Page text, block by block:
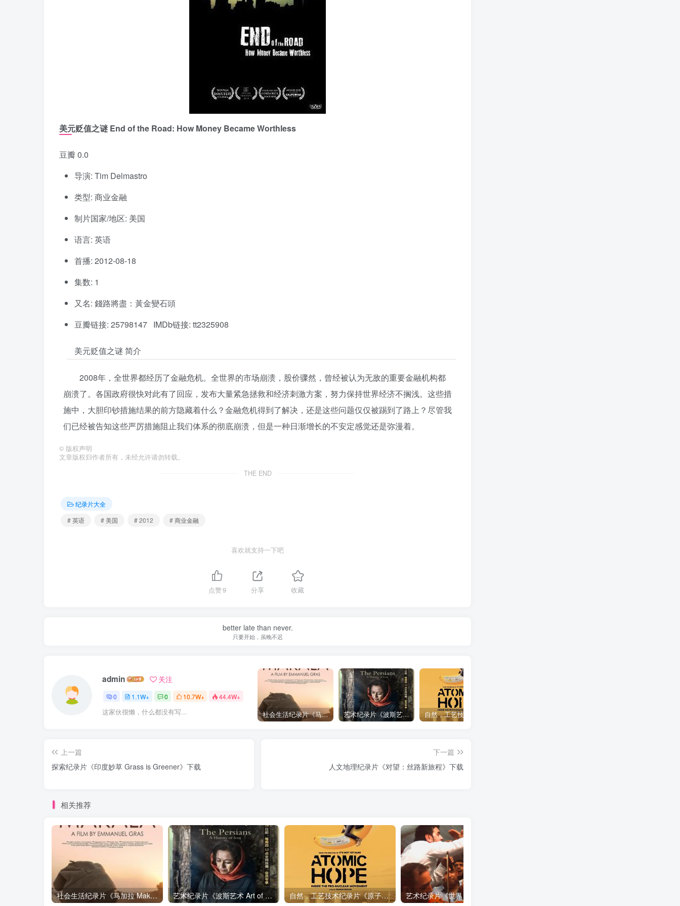
美元贬值之谜 End of the Road: How Money Became Worthless
豆瓣 0.0
导演: Tim Delmastro
类型: 商业金融
制片国家/地区: 美国
语言: 英语
首播: 2012-08-18
集数: 1
又名: 錢路將盡：黃金變石頭
豆瓣链接: 25798147 IMDb链接: tt2325908
美元贬值之谜 简介
2008年，全世界都经历了金融危机。全世界的市场崩溃，股价骤然，曾经被认为无敌的重要金融机构都
崩溃了。各国政府很快对此有了回应，发布大量紧急拯救和经济刺激方案，努力保持世界经济不搁浅。这些措
施中，大胆印钞措施结果的前方隐藏着什么？金融危机得到了解决，还是这些问题仅仅被踢到了路上？尽管我
们已经被告知这些严厉措施阻止我们体系的彻底崩溃，但是一种日渐增长的不安定感觉还是弥漫着。
© 版权声明
文章版权归作者所有，未经允许请勿转载。
THE END
纪录片大全
# 英语
# 美国 # 2012 # 商业金融
喜欢就支持一下吧
点赞9 分享 收藏
better late than never.
只要开始，虽晚不迟
admin 关注
0 1.1W+ 0 10.7W+ 44.4W+
这家伙很懒，什么都没有写... 社会生活纪录片《马加拉 Makala》下载 艺术纪录片《波斯艺术 Art of Persia》下载
上一篇
探索纪录片《印度妙草 Grass is Greener》下载
下一篇
人文地理纪录片《对望：丝路新旅程》下载
相关推荐
社会生活纪录片《马加拉 Makala》下载 艺术纪录片《波斯艺术 Art of Persia》下载 自然，工艺技术纪录片《原子能的希望 Atomic Hope – Inside the Pro-Nuclear Movement》下载